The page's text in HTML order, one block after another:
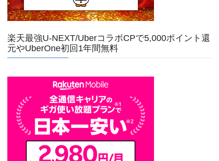
楽天最強U-NEXT/UberコラボCPで5,000ポイント還
元やUberOne初回1年間無料